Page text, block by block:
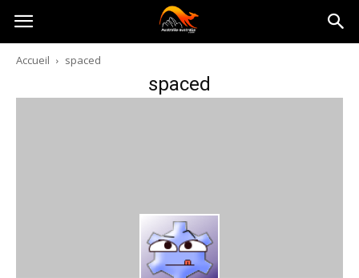
Australia-
australie.com
Accueil spaced
spaced